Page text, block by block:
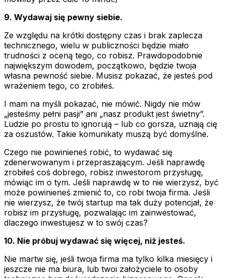
9. Wydawaj się pewny siebie.
Ze względu na krótki dostępny czas i brak zaplecza
technicznego, wielu w publiczności będzie miało
trudności z oceną tego, co robisz. Prawdopodobnie
największym dowodem, początkowo, będzie twoja
własna pewność siebie. Musisz pokazać, że jesteś pod
wrażeniem tego, co zrobiłeś.
I mam na myśli pokazać, nie mówić. Nigdy nie mów
„jesteśmy pełni pasji” ani „nasz produkt jest świetny”.
Ludzie po prostu to ignorują – lub co gorsza, uznają cię
za oszustów. Takie komunikaty muszą być domyślne.
Czego nie powinieneś robić, to wydawać się
zdenerwowanym i przepraszającym. Jeśli naprawdę
zrobiłeś coś dobrego, robisz inwestorom przysługę,
mówiąc im o tym. Jeśli naprawdę w to nie wierzysz, być
może powinieneś zmienić to, co robi twoja firma. Jeśli
nie wierzysz, że twój startup ma tak duży potencjał, że
robisz im przysługę, pozwalając im zainwestować,
dlaczego inwestujesz w to swój czas?
10. Nie próbuj wydawać się więcej, niż jesteś.
Nie martw się, jeśli twoja firma ma tylko kilka miesięcy i
jeszcze nie ma biura, lub twoi założyciele to osoby